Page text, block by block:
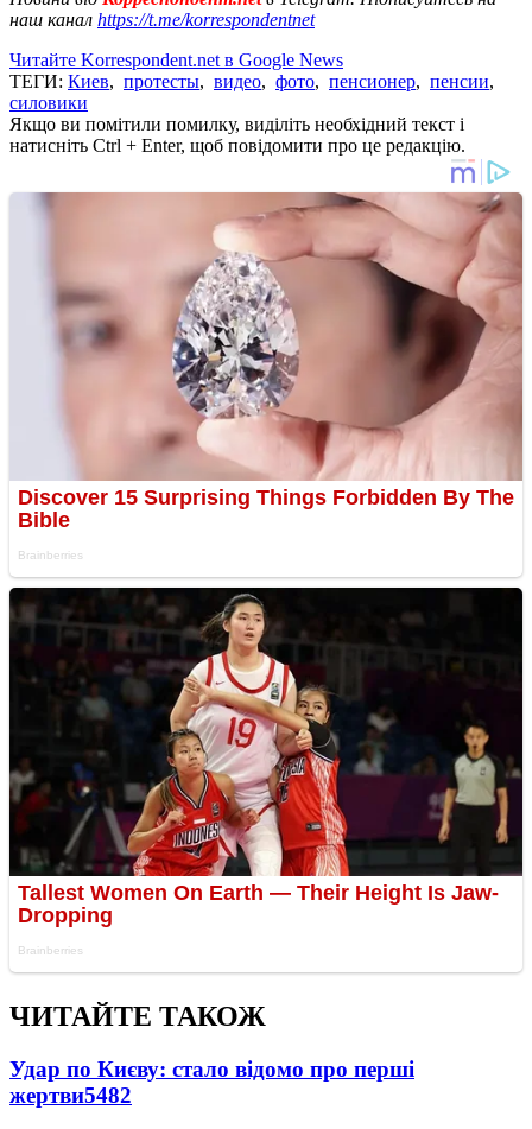
наш канал https://t.me/korrespondentnet
Читайте Korrespondent.net в Google News
ТЕГИ: Киев, протесты, видео, фото, пенсионер, пенсии,
силовики
Якщо ви помітили помилку, виділіть необхідний текст і
натисніть Ctrl + Enter, щоб повідомити про це редакцію.
ЧИТАЙТЕ ТАКОЖ
Удар по Києву: стало відомо про перші
жертви5482